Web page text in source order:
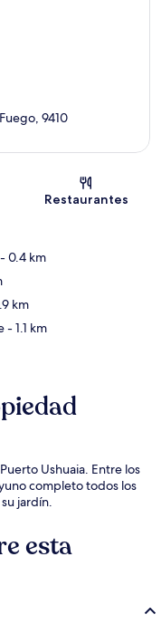
mapa
9410
Restaurantes
- 0.4 km
km
- 1.1 km
Ushuaia. Entre los
completo todos los
jardín.
esta